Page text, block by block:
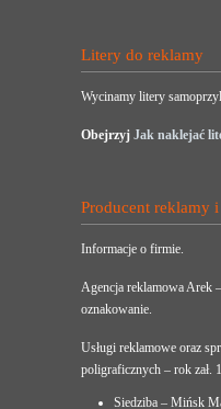
Litery do reklamy
Wycinamy litery
Obejrzyj Jak naklejać
Producent reklamy
Informacje o firmie.
Agencja reklamowa Arek
oznakowanie.
Usługi reklamowe oraz
poligraficznych – rok zał.
Siedziba – Mińsk